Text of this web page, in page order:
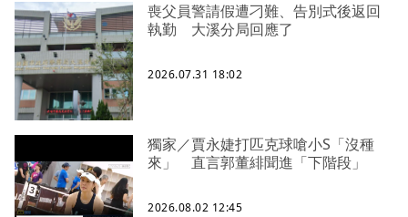
喪父員警請假遭刁難、告別式後返回
執勤 大溪分局回應了
2026.07.31 18:02
獨家／賈永婕打匹克球嗆小S「沒種
來」 直言郭董緋聞進「下階段」
2026.08.02 12:45